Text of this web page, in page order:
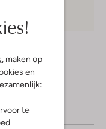
, maken op
en
te